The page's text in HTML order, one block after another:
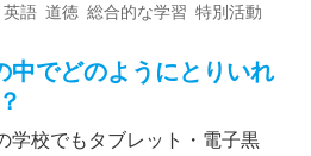
語 道徳 総合的な学習 特別活動
中でどのようにとりいれ
学校でもタブレット・電子黒